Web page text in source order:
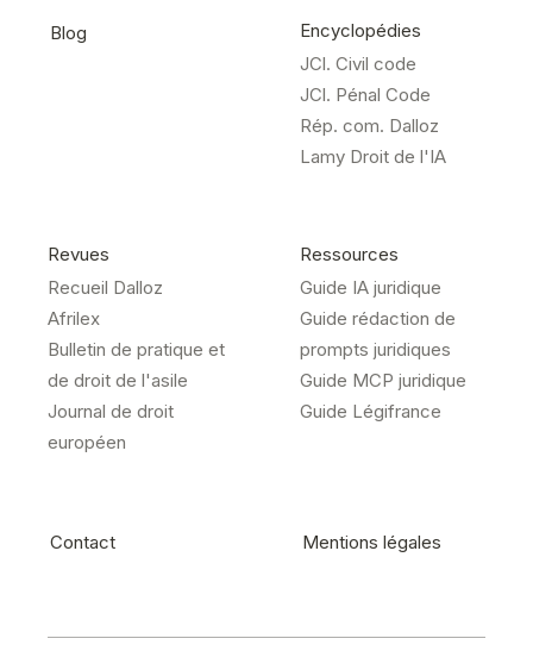
Blog
Encyclopédies
JCl. Civil code
JCl. Pénal Code
Rép. com. Dalloz
Lamy Droit de l'IA
Revues
Recueil Dalloz
Afrilex
Bulletin de pratique et
de droit de l'asile
Journal de droit
européen
Ressources
Guide IA juridique
Guide rédaction de
prompts juridiques
Guide MCP juridique
Guide Légifrance
Contact Mentions légales